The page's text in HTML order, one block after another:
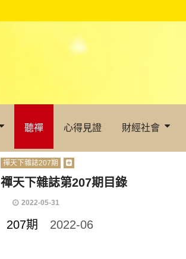
聽禪 心得見證 財經社會
禪天下雜誌207期
禪天下雜誌第207期目錄
2022-05-31
207期 2022-06